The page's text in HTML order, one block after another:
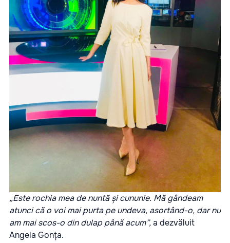
„Este rochia mea de nuntă și cununie. Mă gândeam
atunci că o voi mai purta pe undeva, asortând-o, dar nu
am mai scos-o din dulap până acum”,a dezvăluit
Angela Gonța.